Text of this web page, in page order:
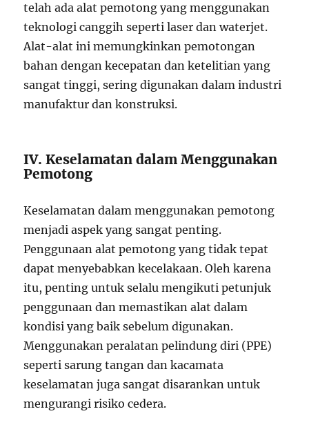
telah ada alat pemotong yang menggunakan
teknologi canggih seperti laser dan waterjet.
Alat-alat ini memungkinkan pemotongan
bahan dengan kecepatan dan ketelitian yang
sangat tinggi, sering digunakan dalam industri
manufaktur dan konstruksi.
IV. Keselamatan dalam Menggunakan
Pemotong
Keselamatan dalam menggunakan pemotong
menjadi aspek yang sangat penting.
Penggunaan alat pemotong yang tidak tepat
dapat menyebabkan kecelakaan. Oleh karena
itu, penting untuk selalu mengikuti petunjuk
penggunaan dan memastikan alat dalam
kondisi yang baik sebelum digunakan.
Menggunakan peralatan pelindung diri (PPE)
seperti sarung tangan dan kacamata
keselamatan juga sangat disarankan untuk
mengurangi risiko cedera.